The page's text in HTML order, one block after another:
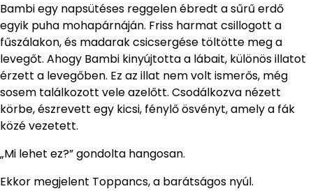
Bambi egy napsütéses reggelen ébredt a sűrű erdő
egyik puha mohapárnáján. Friss harmat csillogott a
fűszálakon, és madarak csicsergése töltötte meg a
levegőt. Ahogy Bambi kinyújtotta a lábait, különös illatot
érzett a levegőben. Ez az illat nem volt ismerős, még
sosem találkozott vele azelőtt. Csodálkozva nézett
körbe, észrevett egy kicsi, fénylő ösvényt, amely a fák
közé vezetett.
„Mi lehet ez?” gondolta hangosan.
Ekkor megjelent Toppancs, a barátságos nyúl.